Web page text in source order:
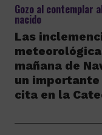
Gozo al contemplar
nacido
Las
mañana de
un
cita en la